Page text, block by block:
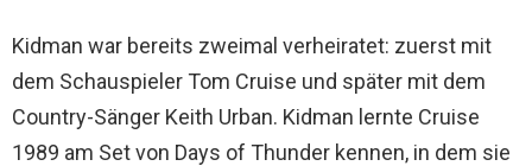
Kidman war bereits zweimal verheiratet: zuerst mit
dem Schauspieler Tom Cruise und später mit dem
Country-Sänger Keith Urban. Kidman lernte Cruise
1989 am Set von Days of Thunder kennen, in dem sie